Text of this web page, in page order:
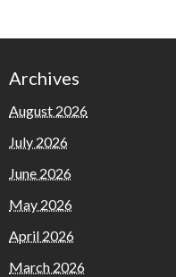
Archives
August 2026
July 2026
June 2026
May 2026
April 2026
March 2026